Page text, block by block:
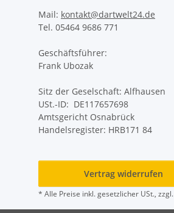
Mail: kontakt@dartwelt24.de
Tel. 05464 9686 771
Geschäftsführer:
Frank Ubozak
Sitz der Geselschaft: Alfhausen
USt.-ID: DE117657698
Amtsgericht Osnabrück
Handelsregister: HRB171 84
Vertrag widerrufen
* Alle Preise inkl. gesetzlicher USt., zzgl.